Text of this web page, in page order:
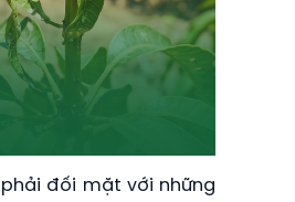
đối mặt với những